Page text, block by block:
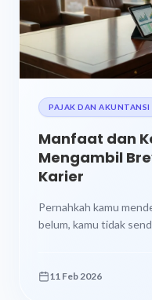
PAJAK DAN AKUNTANSI
Manfaat dan
Mengambil
Karier
Pernahkah kamu
belum, kamu tidak
11 Feb 2026